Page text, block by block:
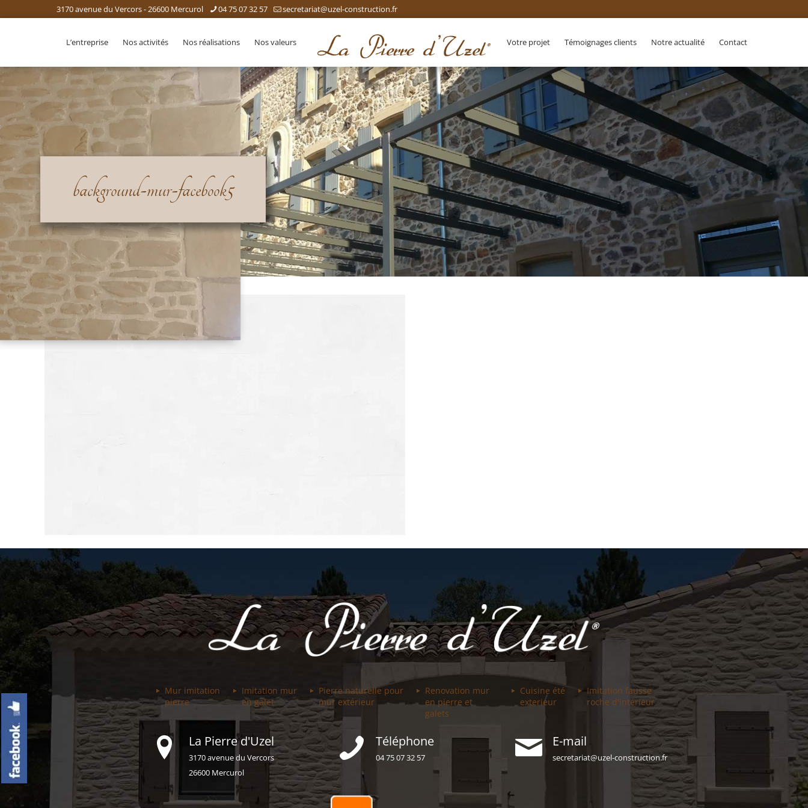
3170 avenue du Vercors - 26600 Mercurol 04 75 07 32 57 secretariat@uzel-construction.fr
L’entreprise Nos activités Nos réalisations Nos valeurs Votre projet Témoignages clients Notre actualité Contact
background-mur-facebook5
Mur imitation
pierre
Imitation mur
en galet
Pierre naturelle pour
mur extérieur
Renovation mur
en pierre et
galets
Cuisine été
exterieur
Imitation fausse
roche d'intérieur
La Pierre d'Uzel
3170 avenue du Vercors
26600 Mercurol
Téléphone
04 75 07 32 57
E-mail
secretariat@uzel-construction.fr